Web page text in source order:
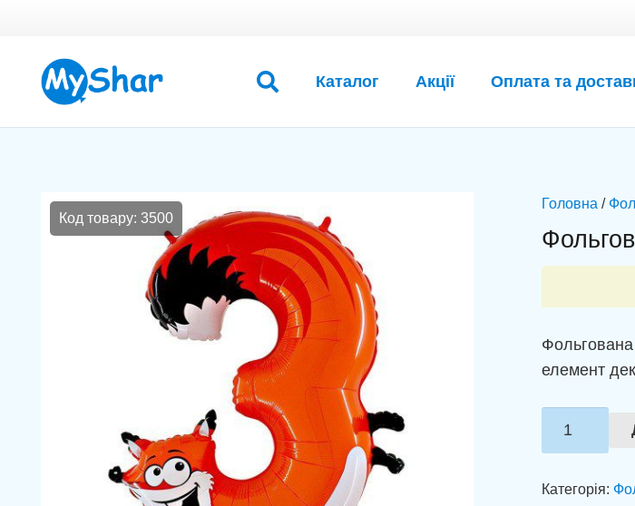
Каталог Акції Оплата та
Код товару: 3500
Головна /
елемент
Лиса
Категорія: